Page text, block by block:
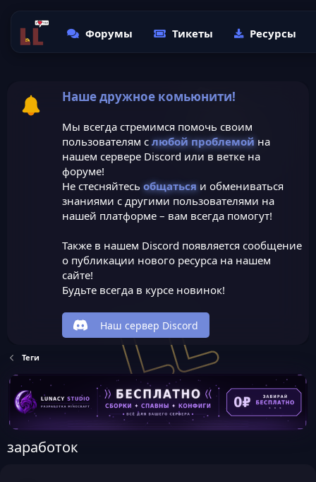
Форумы Тикеты Ресурсы
Наше дружное комьюнити!
Мы всегда стремимся помочь своим
пользователям с любой проблемойна
нашем сервере Discord или в ветке на
форуме!
Не стесняйтесь общатьсяи обмениваться
знаниями с другими пользователями на
нашей платформе – вам всегда помогут!
Также в нашем Discord появляется сообщение
о публикации нового ресурса на нашем
сайте!
Будьте всегда в курсе новинок!
Наш сервер Discord
Теги
заработок